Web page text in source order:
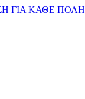
ΓΙΑ ΚΑΘΕ ΠΟΛΗ